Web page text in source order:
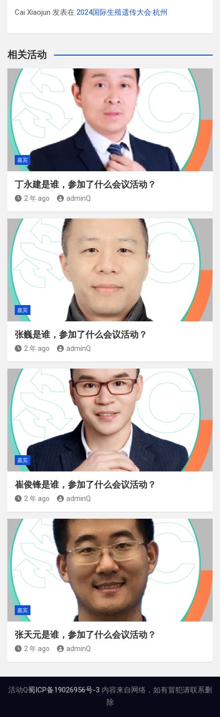
Cai Xiaojun 发表在 2024国际生殖遗传大会·杭州
相关活动
嘉宾
丁永建是谁，参加了什么会议活动？
2 年 ago adminQ
嘉宾
张巍是谁，参加了什么会议活动？
2 年 ago adminQ
嘉宾
崔俊锋是谁，参加了什么会议活动？
2 年 ago adminQ
嘉宾
张天元是谁，参加了什么会议活动？
2 年 ago adminQ
活动Q蜀ICP备19026956号-3 内容来自网络，如有冒犯请联系删
除